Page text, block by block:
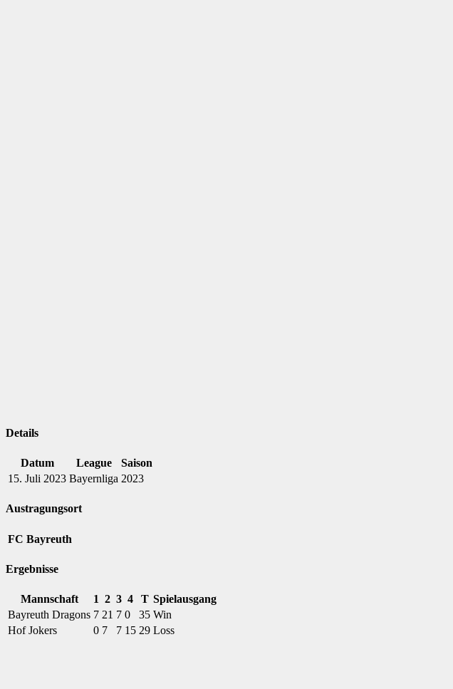
Details
Datum League
Saison
15. Juli 2023 Bayernliga 2023
Austragungsort
FC Bayreuth
Ergebnisse
Mannschaft 1 2 3 4 T Spielausgang
Bayreuth Dragons 7 21 7 0 35 Win
Hof Jokers
0 7 7 15 29 Loss